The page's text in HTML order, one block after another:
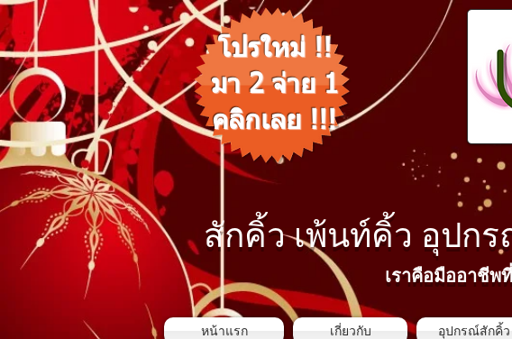
สักคิ้ว เพ้นท์คิ้ว​ อุปก
เราคือมืออาชีพ
โปรใหม่ !!
มา 2 จ่าย 1
คลิกเลย !!!
หน้าแรก เกี่ยวกับ อุปกรณ์สักคิ้ว